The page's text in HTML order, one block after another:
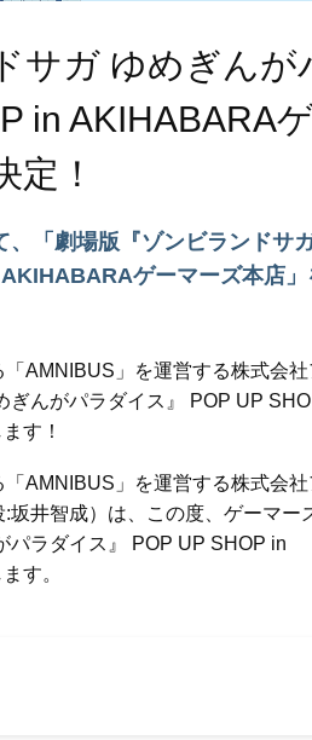
サガ ゆめぎんが
in AKIHABARA
定！
「劇場版『ゾンビランドサ
ゲーマーズ本店
AMNIBUS」を運営する株式会
ぎんがパラダイス』 POP UP
す！
AMNIBUS」を運営する株式会
坂井智成）は、この度、ゲーマー
パラダイス』 POP UP SHOP in
す。